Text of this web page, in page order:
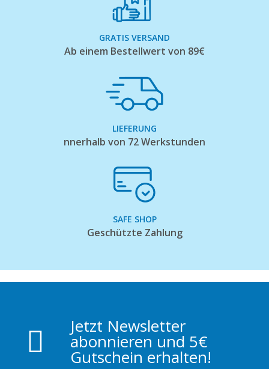
GRATIS VERSAND
Ab einem Bestellwert von 89€
LIEFERUNG
nnerhalb von 72 Werkstunden
SAFE SHOP
Geschützte Zahlung
Jetzt Newsletter
abonnieren und 5€
Gutschein erhalten!